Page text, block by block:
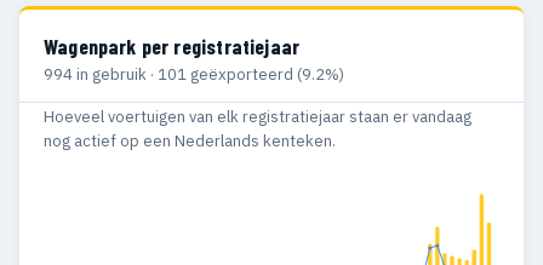
Wagenpark per registratiejaar
994 in gebruik · 101 geëxporteerd (9.2%)
Hoeveel voertuigen van elk registratiejaar staan er vandaag
nog actief op een Nederlands kenteken.